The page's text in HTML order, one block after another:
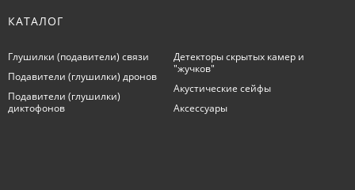
КАТАЛОГ
Глушилки (подавители) связи
Подавители (глушилки) дронов
Подавители (глушилки)
диктофонов
Детекторы скрытых камер и
"жучков"
Акустические сейфы
Аксессуары